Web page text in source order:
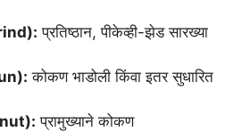
प्रतिष्ठान, पीकेव्ही-झेड सारख्या
कोकण भाडोली किंवा इतर सुधारित
प्रामुख्याने कोकण